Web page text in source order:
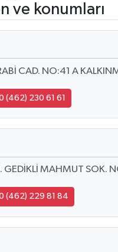
ve konumları
CAD. NO:41 A
(462) 230 61 61
GEDİKLİ MAHMUT SOK.
(462) 229 81 84